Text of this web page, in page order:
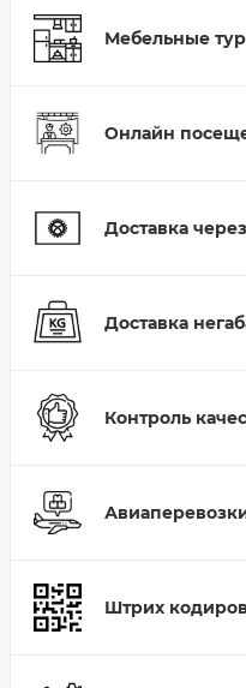
Мебельные
Онлайн
Доставка
Доставка
Контроль
Штрих